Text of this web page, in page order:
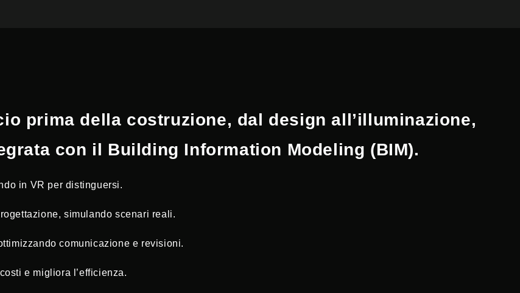
prima della costruzione, dal design all’illuminazione,
con il Building Information Modeling (BIM).
in VR per distinguersi.
simulando scenari reali.
comunicazione e revisioni.
e migliora l’efficienza.